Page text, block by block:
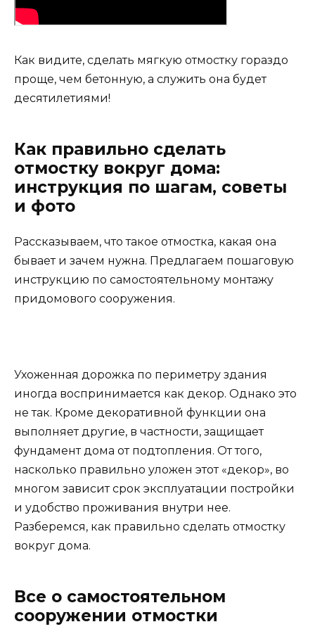
Как видите, сделать мягкую отмостку гораздо
проще, чем бетонную, а служить она будет
десятилетиями!
Как правильно сделать
отмостку вокруг дома:
инструкция по шагам, советы
и фото
Рассказываем, что такое отмостка, какая она
бывает и зачем нужна. Предлагаем пошаговую
инструкцию по самостоятельному монтажу
придомового сооружения.
Ухоженная дорожка по периметру здания
иногда воспринимается как декор. Однако это
не так. Кроме декоративной функции она
выполняет другие, в частности, защищает
фундамент дома от подтопления. От того,
насколько правильно уложен этот «декор», во
многом зависит срок эксплуатации постройки
и удобство проживания внутри нее.
Разберемся, как правильно сделать отмостку
вокруг дома.
Все о самостоятельном
сооружении отмостки